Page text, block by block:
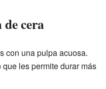
cera
con una pulpa acuosa.
les permite durar más